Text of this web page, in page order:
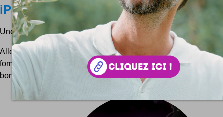
iPad Télévision
Une télé rétro trône dans le salon ...
Allez, on s'approche un peu pour voir cet étrange engin
forme cultissime que les moins de vingt ans ne peuvent
bon vieux transistor d'antan, où une tablette iPad s'est...